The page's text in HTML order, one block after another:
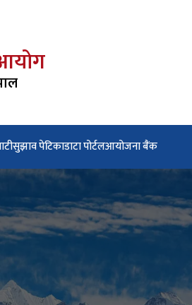
सुझाव पेटिकाडाटा पोर्टलआयोजना बैंक